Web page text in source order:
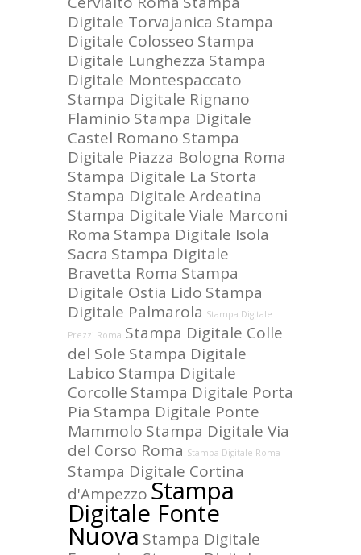
Digitale Torvajanica Stampa
Digitale Colosseo Stampa
Digitale Lunghezza Stampa
Digitale Montespaccato
Stampa Digitale Rignano
Flaminio Stampa Digitale
Castel Romano Stampa
Digitale Piazza Bologna Roma
Stampa Digitale La Storta
Stampa Digitale Ardeatina
Stampa Digitale Viale Marconi
Roma Stampa Digitale Isola
Sacra Stampa Digitale
Bravetta Roma Stampa
Digitale Ostia Lido Stampa
Digitale Palmarola Stampa Digitale
Prezzi Roma Stampa Digitale Colle
del Sole Stampa Digitale
Labico Stampa Digitale
Corcolle Stampa Digitale Porta
Pia Stampa Digitale Ponte
Mammolo Stampa Digitale Via
del Corso Roma Stampa Digitale Roma
Stampa Digitale Cortina
d'AmpezzoStampa
Digitale Fonte
Nuova Stampa Digitale